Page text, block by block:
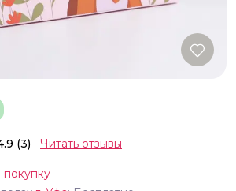
покупку
(3) Читать отзывы